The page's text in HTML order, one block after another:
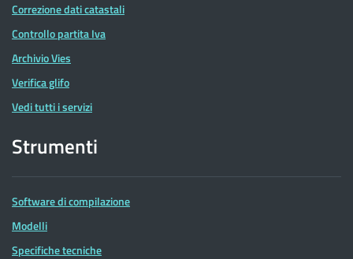
Correzione dati catastali
Controllo partita Iva
Archivio Vies
Verifica glifo
Vedi tutti i servizi
Strumenti
Software di compilazione
Modelli
Specifiche tecniche